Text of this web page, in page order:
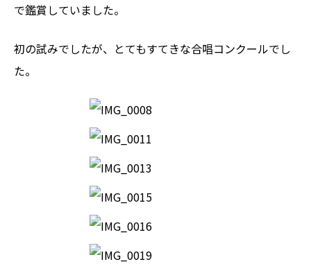
で鑑賞していました。
初の試みでしたが、とてもすてきな合唱コンクールでし
た。